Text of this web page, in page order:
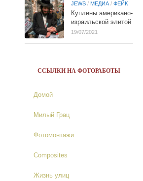
JEWS / МЕДИА / ФЕЙК
Куплены американо-
израильской элитой
19/07/2021
ССЫЛКИ НА ФОТОРАБОТЫ
Домой
Милый Грац
Фотомонтажи
Composites
Жизнь улиц